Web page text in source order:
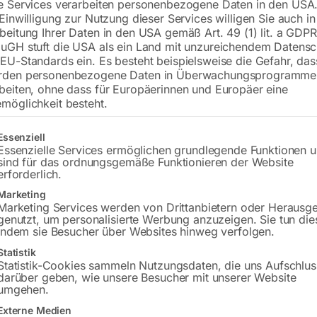
Bohrleistung in Stahl 16 mm
€4.080,00
Lieferzeit:ca. 2 - 3 Tage
Versandkosten Standard (Österreich):€
Bitte beachten Sie: Die Versandkosten
In den
Sie haben
Services verarbeiten personenbezogene Daten in den
zur Nutzung dieser Services willigen Sie auch
Ihrer Daten in den USA gemäß Art. 49 (1) lit. a
stuft die USA als ein Land mit unzureichendem
Standards ein. Es besteht beispielsweise die Gefahr,
personenbezogene Daten in
ohne dass für Europäerinnen und Europäer eine
besteht.
eine Liste der Service-Gruppen, für die eine Einwilligung erteilt
Services ermöglichen grundlegende Funktionen
für das ordnungsgemäße Funktionieren der Website
Services werden von Drittanbietern oder
um personalisierte Werbung anzuzeigen. Sie tun
sie Besucher über Websites hinweg verfolgen.
Cookies sammeln Nutzungsdaten, die uns
geben, wie unsere Besucher mit unserer Website
Medien